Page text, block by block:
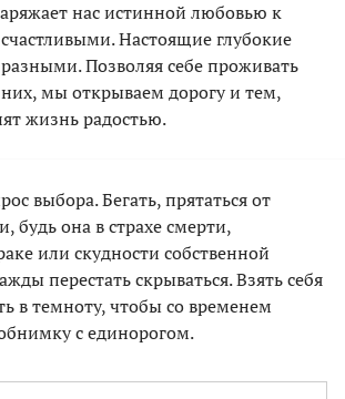
нас истинной любовью к
Настоящие глубокие
Позволяя себе проживать
мы открываем дорогу и тем,
жизнь радостью.
выбора. Бегать, прятаться от
будь она в страхе смерти,
или скудности собственной
перестать скрываться. Взять себя
в темноту, чтобы со временем
с единорогом.